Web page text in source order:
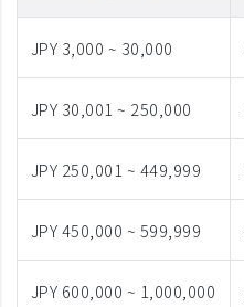
JPY 3,000 ~ 30,000
JPY 30,001 ~ 250,000
JPY 250,001 ~ 449,999
JPY 450,000 ~ 599,999
JPY 600,000 ~ 1,000,000